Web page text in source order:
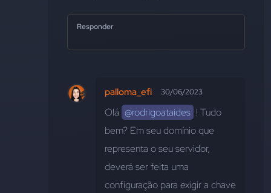
Responder
palloma_efi 30/06/2023
Olá @rodrigoataides ! Tudo
bem? Em seu domínio que
representa o seu servidor,
deverá ser feita uma
configuração para exigir a chave